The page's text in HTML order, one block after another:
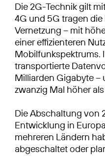
Die 2G-Technik gilt
4G und 5G tragen
Vernetzung – mit
einer effizienteren
Mobilfunkspektrums.
transportierte
Milliarden Gigabyte –
zwanzig Mal höher
Die Abschaltung von
Entwicklung in
mehreren Ländern